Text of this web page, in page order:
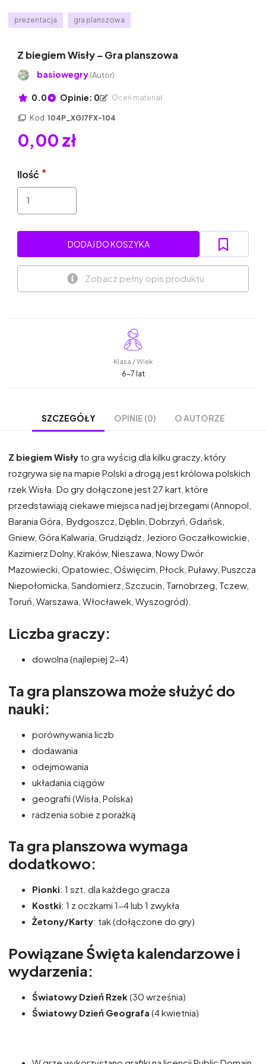
prezentacja gra planszowa
Z biegiem Wisły – Gra planszowa
basiowegry(Autor)
0.0 Opinie: 0 Oceń materiał
Kod: 104P_XGJ7FX-104
0,00 zł
Ilość
DODAJ DO KOSZYKA
Zobacz pełny opis produktu
Klasa / Wiek
6-7 lat
SZCZEGÓŁY OPINIE (0) O AUTORZE
Z biegiem Wisły to gra wyścig dla kilku graczy, który
rozgrywa się na mapie Polski a drogą jest królowa polskich
rzek Wisła. Do gry dołączone jest 27 kart, które
przedstawiają ciekawe miejsca nad jej brzegami (Annopol,
Barania Góra, Bydgoszcz, Dęblin, Dobrzyń, Gdańsk,
Gniew, Góra Kalwaria, Grudziądz, Jezioro Goczałkowickie,
Kazimierz Dolny, Kraków, Nieszawa, Nowy Dwór
Mazowiecki, Opatowiec, Oświęcim, Płock, Puławy, Puszcza
Niepołomicka, Sandomierz, Szczucin, Tarnobrzeg, Tczew,
Toruń, Warszawa, Włocławek, Wyszogród).
Liczba graczy:
dowolna (najlepiej 2-4)
Ta gra planszowa może służyć do
nauki:
porównywania liczb
dodawania
odejmowania
układania ciągów
geografii (Wisła, Polska)
radzenia sobie z porażką
Ta gra planszowa wymaga
dodatkowo:
Pionki: 1 szt. dla każdego gracza
Kostki: 1 z oczkami 1-4 lub 1 zwykła
Żetony/Karty: tak (dołączone do gry)
Powiązane Święta kalendarzowe i
wydarzenia:
Światowy Dzień Rzek(30 września)
Światowy Dzień Geografa (4 kwietnia)